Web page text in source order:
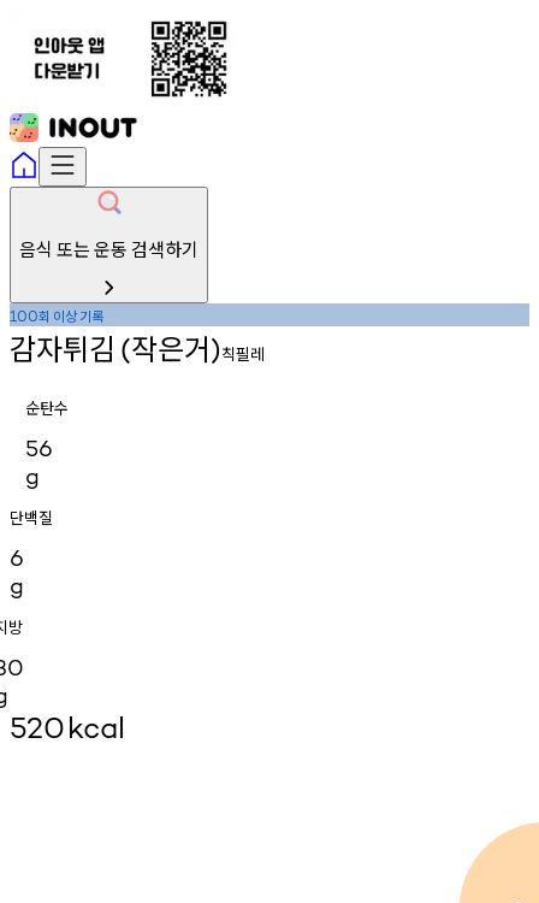
음식 또는 운동 검색하기
100회 이상기록
감자튀김 (작은거)칙필레
순탄수
56
g
단백질
6
g
방
520kcal